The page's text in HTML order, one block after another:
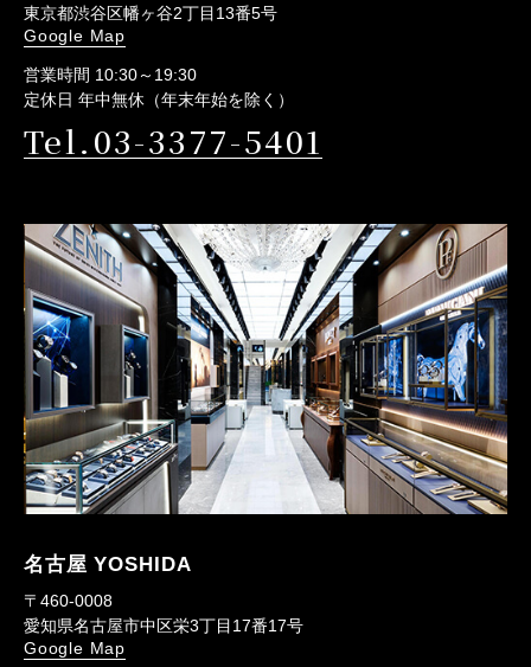
東京都渋谷区幡ヶ谷2丁目13番5号
Google Map
営業時間 10:30～19:30
定休日 年中無休（年末年始を除く）
Tel.03-3377-5401
名古屋 YOSHIDA
〒460-0008
愛知県名古屋市中区栄3丁目17番17号
Google Map